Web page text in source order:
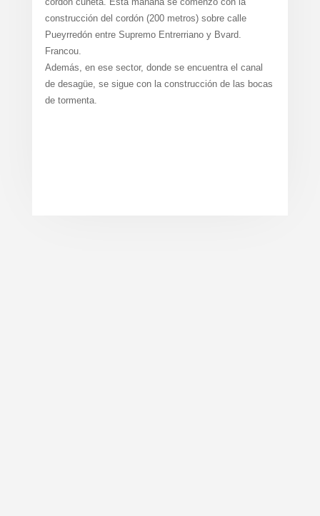
construcción del cordón (200 metros) sobre calle
Pueyrredón entre Supremo Entrerriano y Bvard.
Francou.
Además, en ese sector, donde se encuentra el canal
de desagüe, se sigue con la construcción de las bocas
de tormenta.